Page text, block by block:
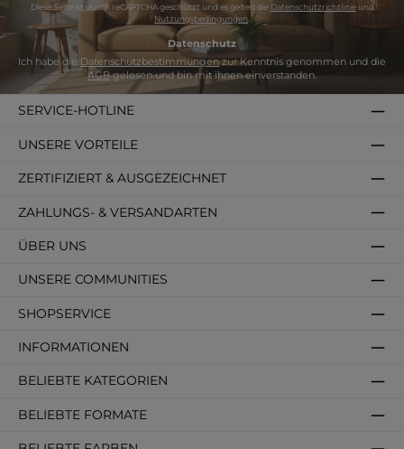
Diese Seite ist durch reCAPTCHA geschützt und es gelten die Datenschutzrichtlinieund
Nutzungsbedingungen
Datenschutz
Ich habe die Datenschutzbestimmungenzur Kenntnis genommen und die
AGBgelesen und bin mit ihnen einverstanden.
SERVICE-HOTLINE
SHOPSERVICE
INFORMATIONEN
BELIEBTE KATEGORIEN
BELIEBTE FORMATE
ZAHLUNGS- & VERSANDARTEN
ÜBER UNS
ZERTIFIZIERT & AUSGEZEICHNET
UNSERE VORTEILE
UNSERE COMMUNITIES